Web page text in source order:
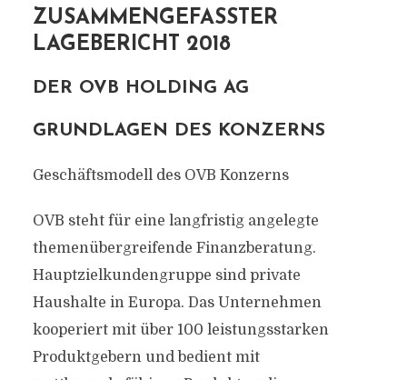
ZUSAMMENGEFASSTER
LAGEBERICHT 2018
DER OVB HOLDING AG
GRUNDLAGEN DES KONZERNS
Geschäftsmodell des OVB Konzerns
OVB steht für eine langfristig angelegte
themenübergreifende Finanzberatung.
Hauptzielkundengruppe sind private
Haushalte in Europa. Das Unternehmen
kooperiert mit über 100 leistungsstarken
Produktgebern und bedient mit